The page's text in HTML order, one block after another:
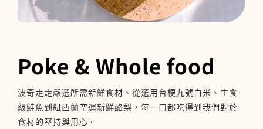
Poke & Whole food
波奇走走嚴選所需新鮮食材、從選用台梗九號白米、生食
級鮭魚到紐西蘭空運新鮮酪梨，每一口都吃得到我們對於
食材的堅持與用心。